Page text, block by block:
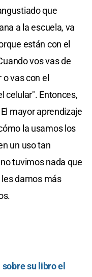
que
a la escuela, va
están con el
vos vas de
vas con el
celular". Entonces,
mayor aprendizaje
la usamos los
un uso tan
tuvimos nada que
les damos más
su libro el